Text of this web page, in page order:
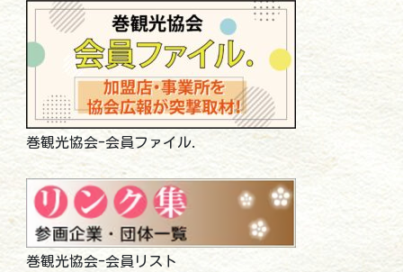
巻観光協会-会員ファイル.
巻観光協会-会員リスト